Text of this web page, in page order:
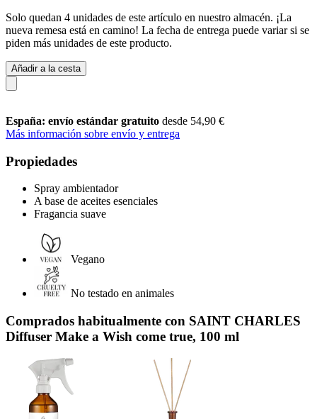
Solo quedan 4 unidades de este artículo en nuestro almacén. ¡La
nueva remesa está en camino! La fecha de entrega puede variar si se
piden más unidades de este producto.
Añadir a la cesta
España: envío estándar gratuito desde 54,90 €
Más información sobre envío y entrega
Propiedades
Spray ambientador
A base de aceites esenciales
Fragancia suave
Vegano
No testado en animales
Comprados habitualmente con SAINT CHARLES
Diffuser Make a Wish come true, 100 ml